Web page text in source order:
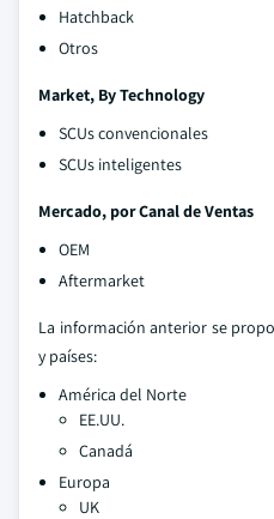
Hatchback
Otros
Market, By Technology
SCUs convencionales
SCUs inteligentes
Mercado, por Canal de Ventas
OEM
Aftermarket
La información anterior se
y países:
América del Norte
EE.UU.
Canadá
Europa
UK